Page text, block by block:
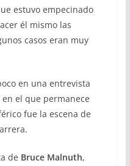
estuvo empecinado
él mismo las
casos eran muy
en una entrevista
el que permanece
fue la escena de
de Bruce Malnuth,